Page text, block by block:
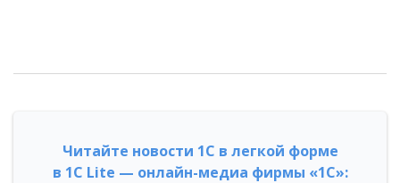
Читайте новости 1С в легкой форме
в 1С Lite — онлайн-медиа фирмы «1С»: